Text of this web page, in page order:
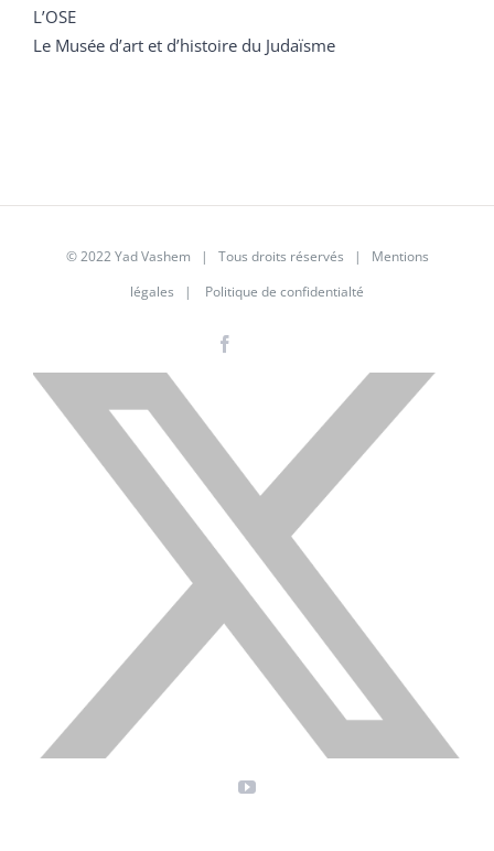
L’OSE
Le Musée d’art et d’histoire du Judaïsme
© 2022 Yad Vashem | Tous droits réservés | Mentions
légales | Politique de confidentialté
X
YouTube